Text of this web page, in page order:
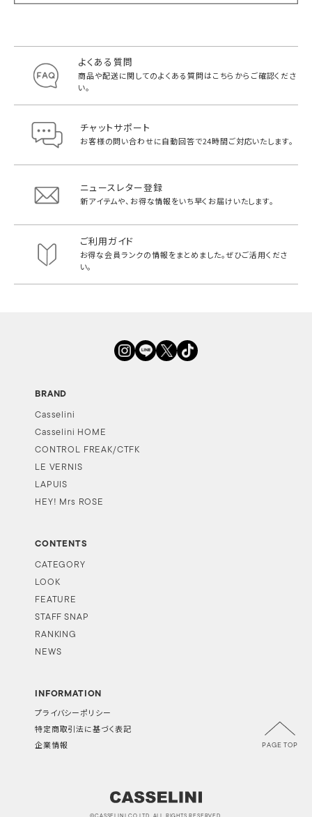
よくある質問
商品や配送に関してのよくある質問はこちらからご確認くださ
い。
チャットサポート
お客様の問い合わせに自動回答で24時間ご対応いたします。
ニュースレター登録
新アイテムや、お得な情報をいち早く お届けいたします。
ご利用ガイド
お得な会員ランクの情報をまとめました。ぜひご活用くださ
い。
BRAND
Casselini
Casselini HOME
CONTROL FREAK/CTFK
LE VERNIS
LAPUIS
HEY! Mrs ROSE
CONTENTS
CATEGORY
LOOK
FEATURE
STAFF SNAP
RANKING
NEWS
INFORMATION
プライバシーポリシー
特定商取引法に基づく表記
企業情報 PAGE TOP